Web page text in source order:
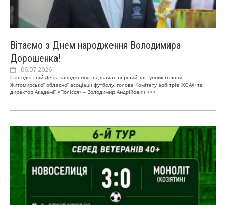
Вітаємо з Днем народження Володимира
Дорошенка!
06.07.2026
Сьогодні свій День народження відзначає перший заступник голови
Житомирської обласної асоціації футболу, голова Комітету арбітрів ЖОАФ та
директор Академії «Полісся» – Володимир Андрійович >>>